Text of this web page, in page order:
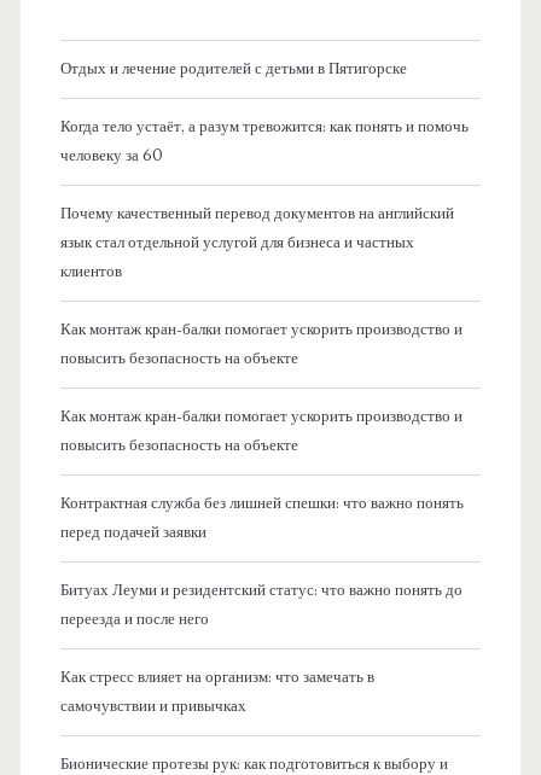
Отдых и лечение родителей с детьми в Пятигорске
Когда тело устаёт, а разум тревожится: как понять и помочь
человеку за 60
Почему качественный перевод документов на английский
язык стал отдельной услугой для бизнеса и частных
клиентов
Как монтаж кран-балки помогает ускорить производство и
повысить безопасность на объекте
Как монтаж кран-балки помогает ускорить производство и
повысить безопасность на объекте
Контрактная служба без лишней спешки: что важно понять
перед подачей заявки
Битуах Леуми и резидентский статус: что важно понять до
переезда и после него
Как стресс влияет на организм: что замечать в
самочувствии и привычках
Бионические протезы рук: как подготовиться к выбору и